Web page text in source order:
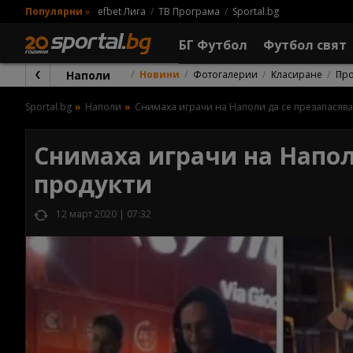
Популярни » efbet Лига ТВ Програма Sportal.bg
БГ Футбол Футбол свят
Наполи Новини Фотогалерии Класиране
Sportal.bg Наполи Снимаха играчи на Наполи да се
Снимаха играчи на
продукти
12 март 2020 | 07:32